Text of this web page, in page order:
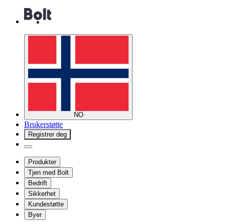
NO
Brukerstøtte
Registrer deg
Produkter
Tjen med Bolt
Bedrift
Sikkerhet
Kundestøtte
Byer